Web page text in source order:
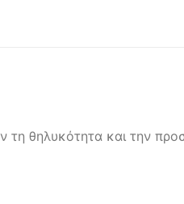
τη θηλυκότητα και την